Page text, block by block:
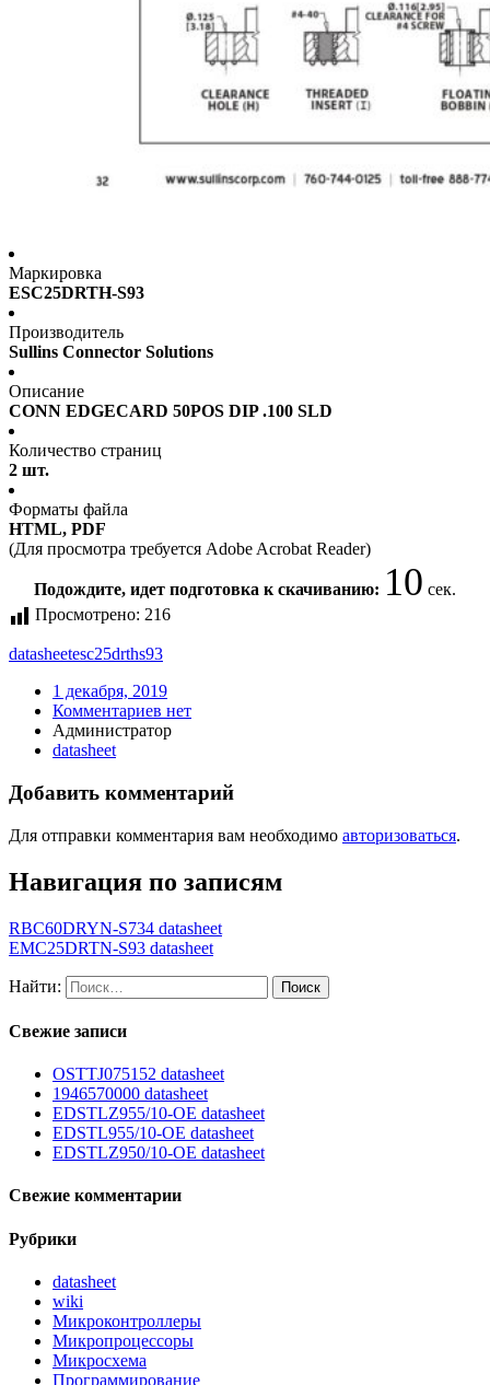
Маркировка
ESC25DRTH-S93
Производитель
Sullins Connector Solutions
Описание
CONN EDGECARD 50POS DIP .100 SLD
Количество страниц
2 шт.
Форматы файла
HTML, PDF
(Для просмотра требуется Adobe Acrobat Reader)
Подождите, идет подготовка к скачиванию: 10 сек.
Просмотрено: 216
datasheetesc25drths93
1 декабря, 2019
Комментариев нет
Администратор
datasheet
Добавить комментарий
Для отправки комментария вам необходимо авторизоваться.
Навигация по записям
RBC60DRYN-S734 datasheet
EMC25DRTN-S93 datasheet
Найти:
Свежие записи
OSTTJ075152 datasheet
1946570000 datasheet
EDSTLZ955/10-OE datasheet
EDSTL955/10-OE datasheet
EDSTLZ950/10-OE datasheet
Свежие комментарии
Рубрики
datasheet
wiki
Микроконтроллеры
Микропроцессоры
Микросхема
Программирование